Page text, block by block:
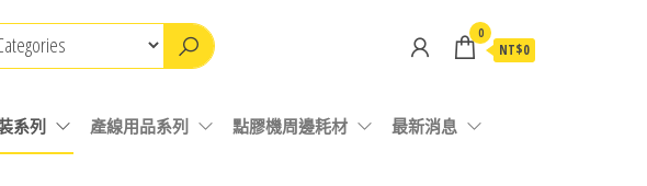
0
NT$0
系列 產線用品系列 點膠機周邊耗材 最新消息